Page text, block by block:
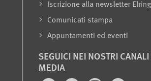
Iscrizione alla newsletter Elring
Comunicati stampa
Appuntamenti ed eventi
SEGUICI NEI NOSTRI
MEDIA